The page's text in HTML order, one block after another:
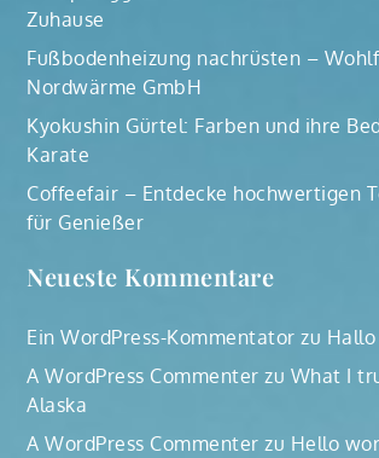
Zuhause
Fußbodenheizung nachrüsten –
Nordwärme GmbH
Kyokushin Gürtel: Farben und ihre
Karate
Coffeefair – Entdecke hochwertigen
für Genießer
Neueste Kommentare
Ein WordPress-Kommentator zu
A WordPress Commenter zu What I
Alaska
A WordPress Commenter zu Hello